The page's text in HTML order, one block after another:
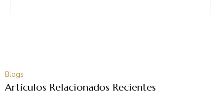
Blogs
Artículos Relacionados Recientes